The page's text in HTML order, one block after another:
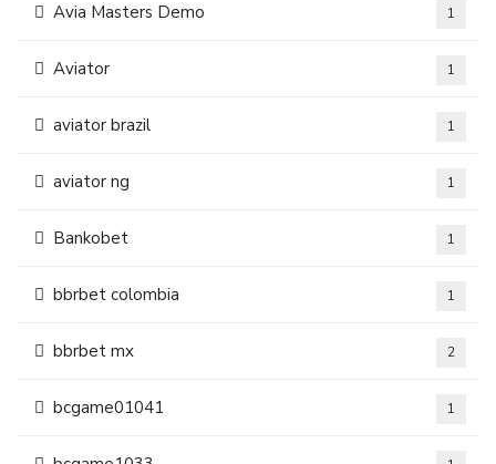
Avia Masters Demo 1
Aviator 1
aviator brazil 1
aviator ng 1
Bankobet 1
bbrbet colombia 1
bbrbet mx 2
bcgame01041 1